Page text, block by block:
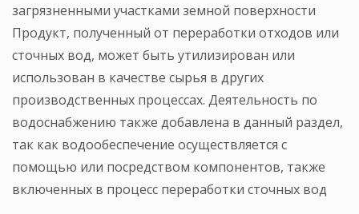
загрязненными участками земной поверхности
Продукт, полученный от переработки отходов или
сточных вод, может быть утилизирован или
использован в качестве сырья в других
производственных процессах. Деятельность по
водоснабжению также добавлена в данный раздел,
так как водообеспечение осуществляется с
помощью или посредством компонентов, также
включенных в процесс переработки сточных вод